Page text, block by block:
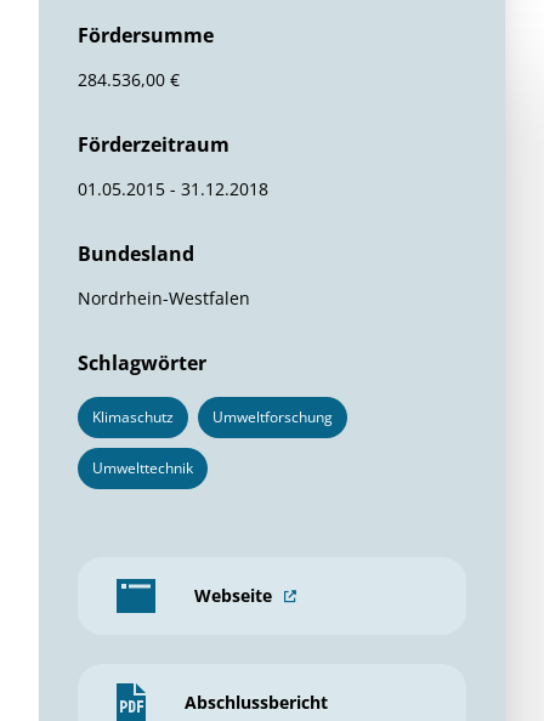
Fördersumme
284.536,00 €
Förderzeitraum
01.05.2015 - 31.12.2018
Bundesland
Nordrhein-Westfalen
Schlagwörter
Klimaschutz Umweltforschung
Umwelttechnik
Webseite
Abschlussbericht